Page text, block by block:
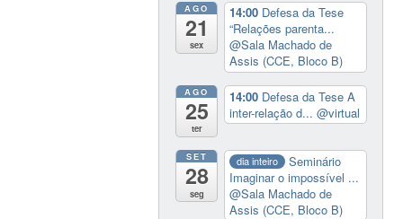
AGO
21
sex
14:00 Defesa da Tese
“Relações parenta...
@Sala Machado de
Assis (CCE, Bloco B)
AGO
25
ter
14:00 Defesa da Tese A
inter-relação d...@virtual
SET
28
seg
dia inteiro
Seminário
Imaginar o impossível ...
@Sala Machado de
Assis (CCE, Bloco B)